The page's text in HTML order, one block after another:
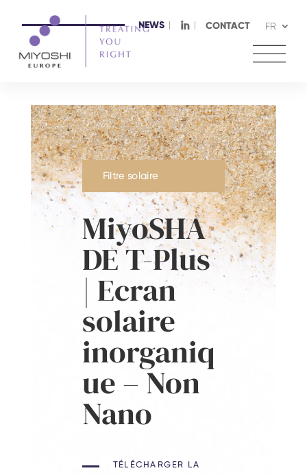
NEWS I CONTACT FR
Filtre solaire
MiyoSHA
DE T-Plus
| Ecran
solaire
inorganiq
ue – Non
Nano
TÉLÉCHARGER LA